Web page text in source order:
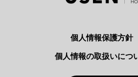
個人情報保護方針
個人情報の取扱いにつ